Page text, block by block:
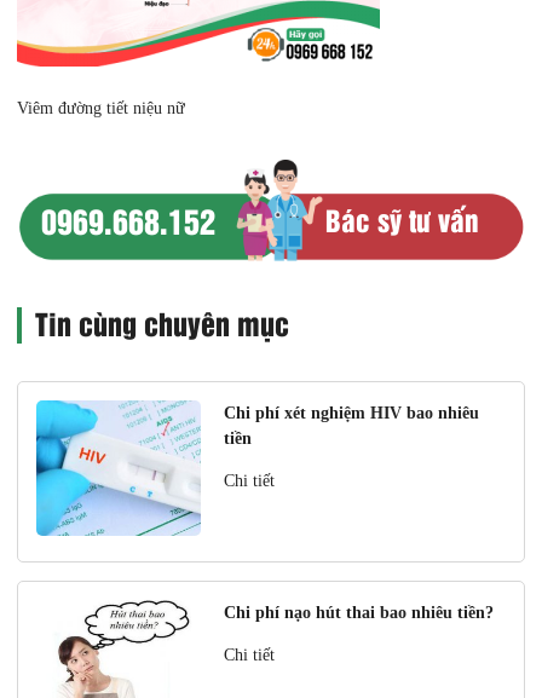
Viêm đường tiết niệu nữ
0969.668.152 Bác sỹ tư vấn
Tin cùng chuyên mục
Chi phí xét nghiệm HIV bao nhiêu
tiền
Chi tiết
Chi phí nạo hút thai bao nhiêu tiền?
Chi tiết